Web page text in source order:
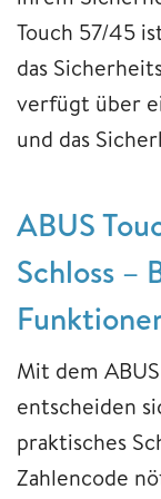
Touch 57/45
das
verfügt über
und das
ABUS
Schloss –
Mit dem
entscheiden
praktisches
Zahlencode